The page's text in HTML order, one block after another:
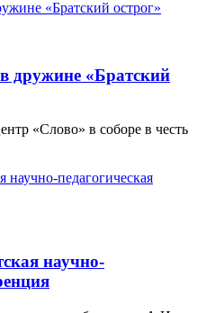
дружине «Братский
«Слово» в соборе в честь
научно-